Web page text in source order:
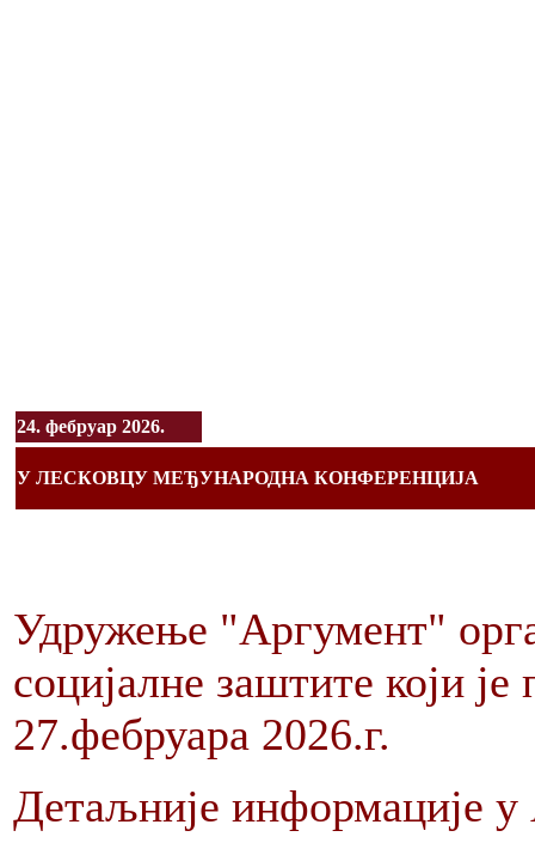
24. фебруар 2026.
У ЛЕСКОВЦУ МЕЂУНАРОДНА КОНФЕРЕНЦИЈА
Удружење "Аргумент"
социјалне заштите који
27.фебруара 2026.г.
Детаљније информације у